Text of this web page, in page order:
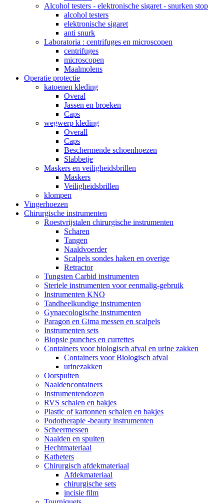
Alcohol testers - elektronische sigaret - snurken stop
alcohol testers
elektronische sigaret
anti snurk
Laboratoria : centrifuges en microscopen
centrifuges
microscopen
Maalmolens
Operatie protectie
katoenen kleding
Overal
Jassen en broeken
Caps
wegwerp kleding
Overall
Caps
Beschermende schoenhoezen
Slabbetje
Maskers en veiligheidsbrillen
Maskers
Veiligheidsbrillen
klompen
Vingerhoezen
Chirurgische instrumenten
Roestvrijstalen chirurgische instrumenten
Scharen
Tangen
Naaldvoerder
Scalpels sondes haken en overige
Retractor
Tungsten Carbid instrumenten
Steriele instrumenten voor eenmalig-gebruik
Instrumenten KNO
Tandheelkundige instrumenten
Gynaecologische instrumenten
Paragon en Gima messen en scalpels
Instrumenten sets
Biopsie punches en currettes
Containers voor biologisch afval en urine zakken
Containers voor Biologisch afval
urinezakken
Oorspuiten
Naaldencontainers
Instrumentendozen
RVS schalen en bakjes
Plastic of kartonnen schalen en bakjes
Podotherapie -beauty instrumenten
Scheermessen
Naalden en spuiten
Hechtmateriaal
Katheters
Chirurgisch afdekmateriaal
Afdekmateriaal
chirurgische sets
incisie film